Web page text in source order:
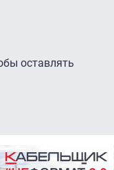
оставлять